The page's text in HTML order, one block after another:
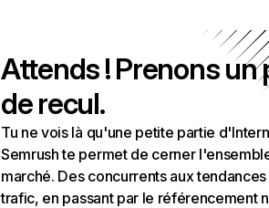
Attends ! Prenons un
de recul.
Tu ne vois là qu'une petite partie
Semrush te permet de cerner
marché. Des concurrents aux
trafic, en passant par le référencement